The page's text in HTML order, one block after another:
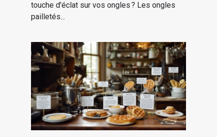
touche d'éclat sur vos ongles ? Les ongles
pailletés...